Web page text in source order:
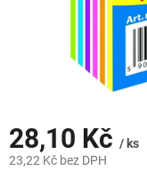
28,10 Kč / ks
23,22 Kč bez DPH